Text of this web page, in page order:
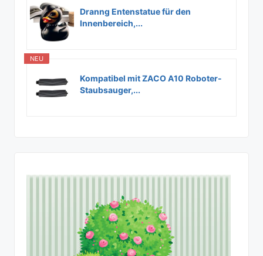
Dranng Entenstatue für den
Innenbereich,...
NEU
Kompatibel mit ZACO A10 Roboter-
Staubsauger,...